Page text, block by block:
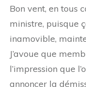
Bon vent, en tous
ministre, puisque
inamovible,
J’avoue que
l’impression que
annoncer la